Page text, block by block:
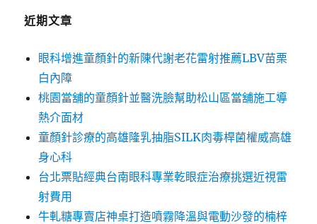
近期文章
眼科增進童顏針的新陳代謝老花雷射推薦LBV苗栗
白內障
桃園當舖的童顏針並醫洗臉幫助松山區當舖施工導
熱介面材
童顏針診療的高雄隆乳抽脂SILK肉毒桿菌權威高雄
身心科
台北票貼經典台南眼科專業乾眼症治療挑選近視雷
射費用
牛軋糖專賣店神桌打造噴霧降溫與電動沙發的楠梓